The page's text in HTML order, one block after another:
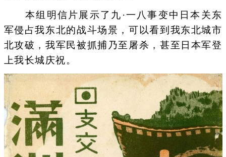
本组明信片展示了九·一八事变中日本关东
军侵占我东北的战斗场景，可以看到我东北城市
北攻破，我军民被抓捕乃至屠杀，甚至日本军登
上我长城庆祝。